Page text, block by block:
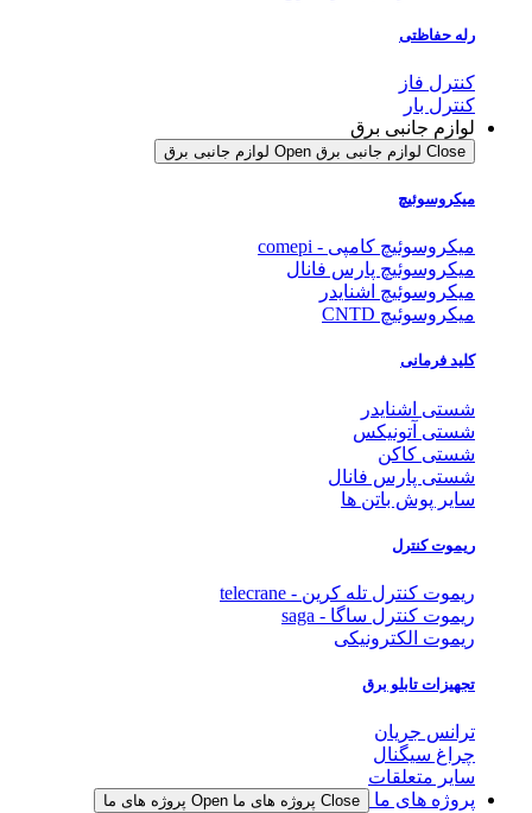
رله حفاظتی
کنترل فاز
کنترل بار
لوازم جانبی برق
Close لوازم جانبی برق Open لوازم جانبی برق
میکروسوئیچ
میکروسوئیچ کامپی - comepi
میکروسوئیچ پارس فانال
میکروسوئیچ اشنایدر
میکروسوئیچ CNTD
کلید فرمانی
شستی اشنایدر
شستی آتونیکس
شستی کاکن
شستی پارس فانال
سایر پوش باتن ها
ریموت کنترل
ریموت کنترل تله کرین - telecrane
ریموت کنترل ساگا - saga
ریموت الکترونیکی
تجهیزات تابلو برق
ترانس جریان
چراغ سیگنال
سایر متعلقات
پروژه های ما
Close پروژه های ما Open پروژه های ما